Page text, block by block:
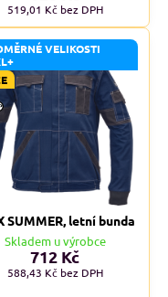
519,01 Kč bez DPH
VELIKOSTI
SUMMER, letní bunda
Skladem u výrobce
712 Kč
588,43 Kč bez DPH